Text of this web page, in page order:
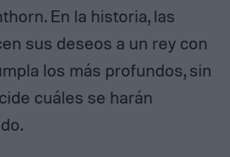
En la historia, las
sus deseos a un rey con
los más profundos, sin
cuáles se harán